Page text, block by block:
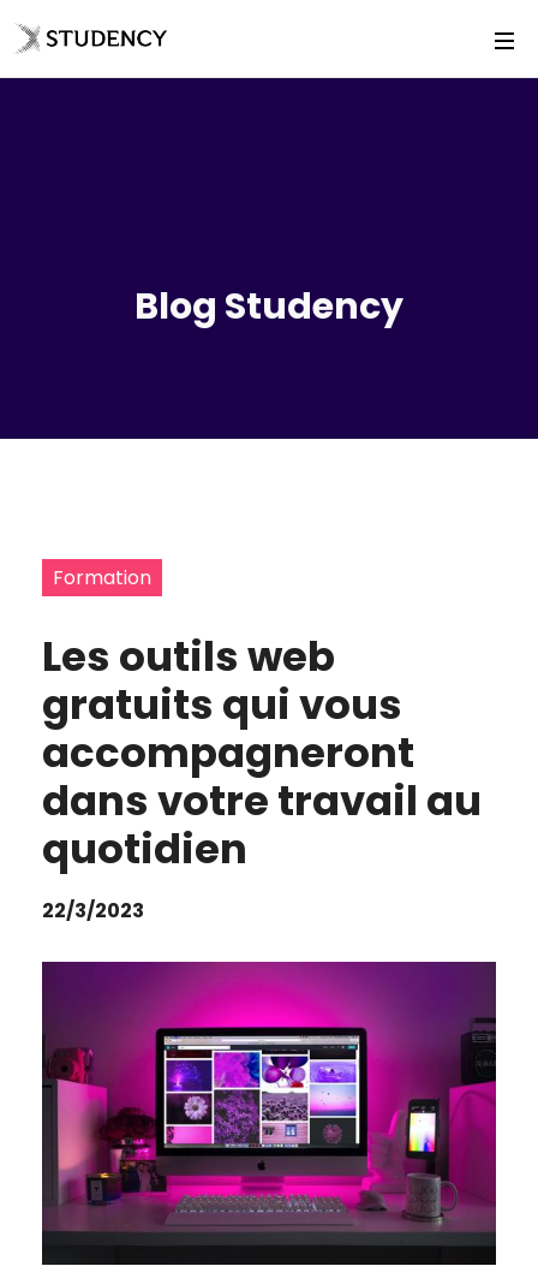
Blog Studency
Formation
Les outils web
gratuits qui vous
accompagneront
dans votre travail au
quotidien
22/3/2023